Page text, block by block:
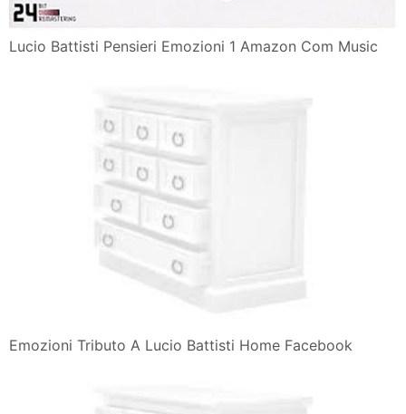
Lucio Battisti Pensieri Emozioni 1 Amazon Com Music
Emozioni Tributo A Lucio Battisti Home Facebook